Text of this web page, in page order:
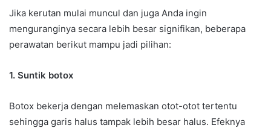
Jika kerutan mulai muncul dan juga Anda ingin
menguranginya secara lebih besar signifikan, beberapa
perawatan berikut mampu jadi pilihan:
1. Suntik botox
Botox bekerja dengan melemaskan otot-otot tertentu
sehingga garis halus tampak lebih besar halus. Efeknya